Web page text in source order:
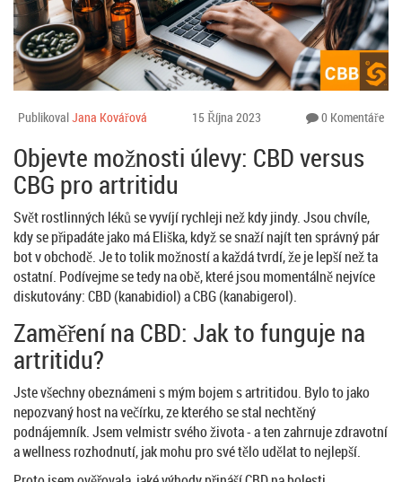
PublikovalJana Kovářová 15 Října 2023 0 Komentáře
Objevte možnosti úlevy: CBD versus
CBG pro artritidu
Svět rostlinných léků se vyvíjí rychleji než kdy jindy. Jsou chvíle,
kdy se připadáte jako má Eliška, když se snaží najít ten správný pár
bot v obchodě. Je to tolik možností a každá tvrdí, že je lepší než ta
ostatní. Podívejme se tedy na obě, které jsou momentálně nejvíce
diskutovány: CBD (kanabidiol) a CBG (kanabigerol).
Zaměření na CBD: Jak to funguje na
artritidu?
Jste všechny obeznámeni s mým bojem s artritidou. Bylo to jako
nepozvaný host na večírku, ze kterého se stal nechtěný
podnájemník. Jsem velmistr svého života - a ten zahrnuje zdravotní
a wellness rozhodnutí, jak mohu pro své tělo udělat to nejlepší.